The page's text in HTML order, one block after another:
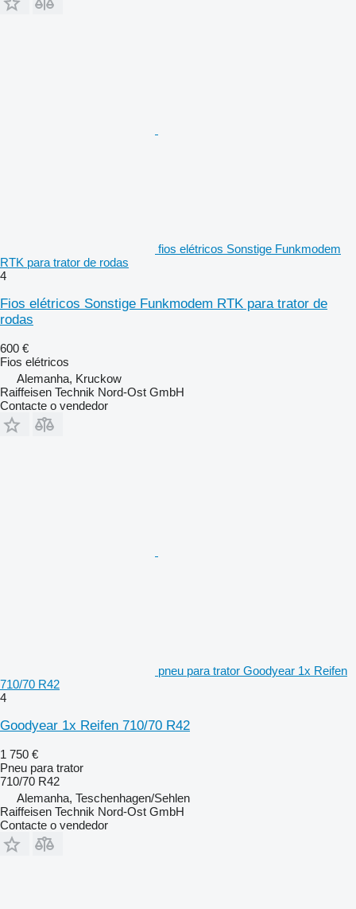
fios elétricos Sonstige Funkmodem
RTK para trator de rodas
4
Fios elétricos Sonstige Funkmodem RTK para trator de
rodas
600 €
Fios elétricos
Alemanha, Kruckow
Raiffeisen Technik Nord-Ost GmbH
Contacte o vendedor
pneu para trator Goodyear 1x Reifen
710/70 R42
4
Goodyear 1x Reifen 710/70 R42
1 750 €
Pneu para trator
710/70 R42
Alemanha, Teschenhagen/Sehlen
Raiffeisen Technik Nord-Ost GmbH
Contacte o vendedor